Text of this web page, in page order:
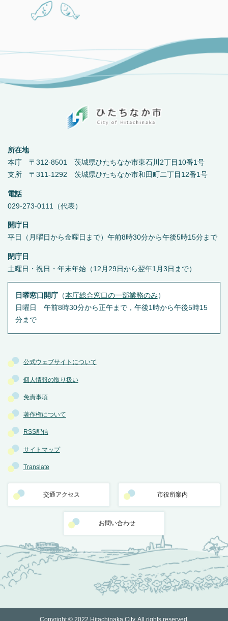
公式ウェブサイトについて
個人情報の取り扱い
免責事項
著作権について
RSS配信
サイトマップ
Translate
交通アクセス 市役所案内
お問い合わせ
所在地
本庁 〒312-8501 茨城県ひたちなか市東石川2丁目10番1号
支所 〒311-1292 茨城県ひたちなか市和田町二丁目12番1号
電話
029-273-0111（代表）
開庁日
平日（月曜日から金曜日まで）午前8時30分から午後5時15分まで
閉庁日
土曜日・祝日・年末年始（12月29日から翌年1月3日まで）
日曜窓口開庁（本庁総合窓口の一部業務のみ ）
日曜日 午前8時30分から正午まで，午後1時から午後5時15
分まで
Copyright © 2022 Hitachinaka City. All rights reserved.